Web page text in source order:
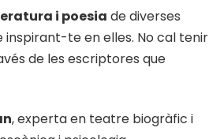
i poesia de diverses
inspirant-te en elles. No cal tenir
de les escriptores que
, experta en teatre biogràfic i